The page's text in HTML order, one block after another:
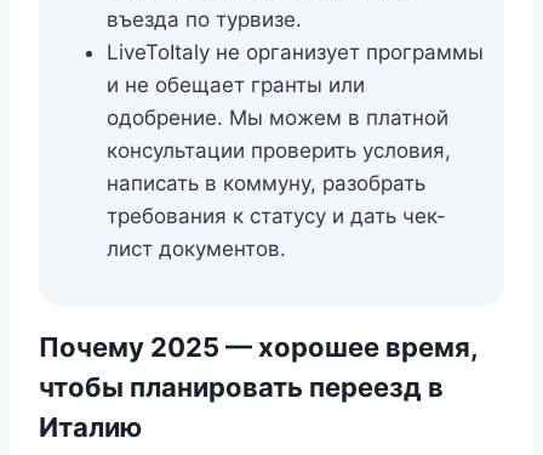
въезда по турвизе.
LiveToItaly не организует программы
и не обещает гранты или
одобрение. Мы можем в платной
консультации проверить условия,
написать в коммуну, разобрать
требования к статусу и дать чек-
лист документов.
Почему 2025 — хорошее время,
чтобы планировать переезд в
Италию